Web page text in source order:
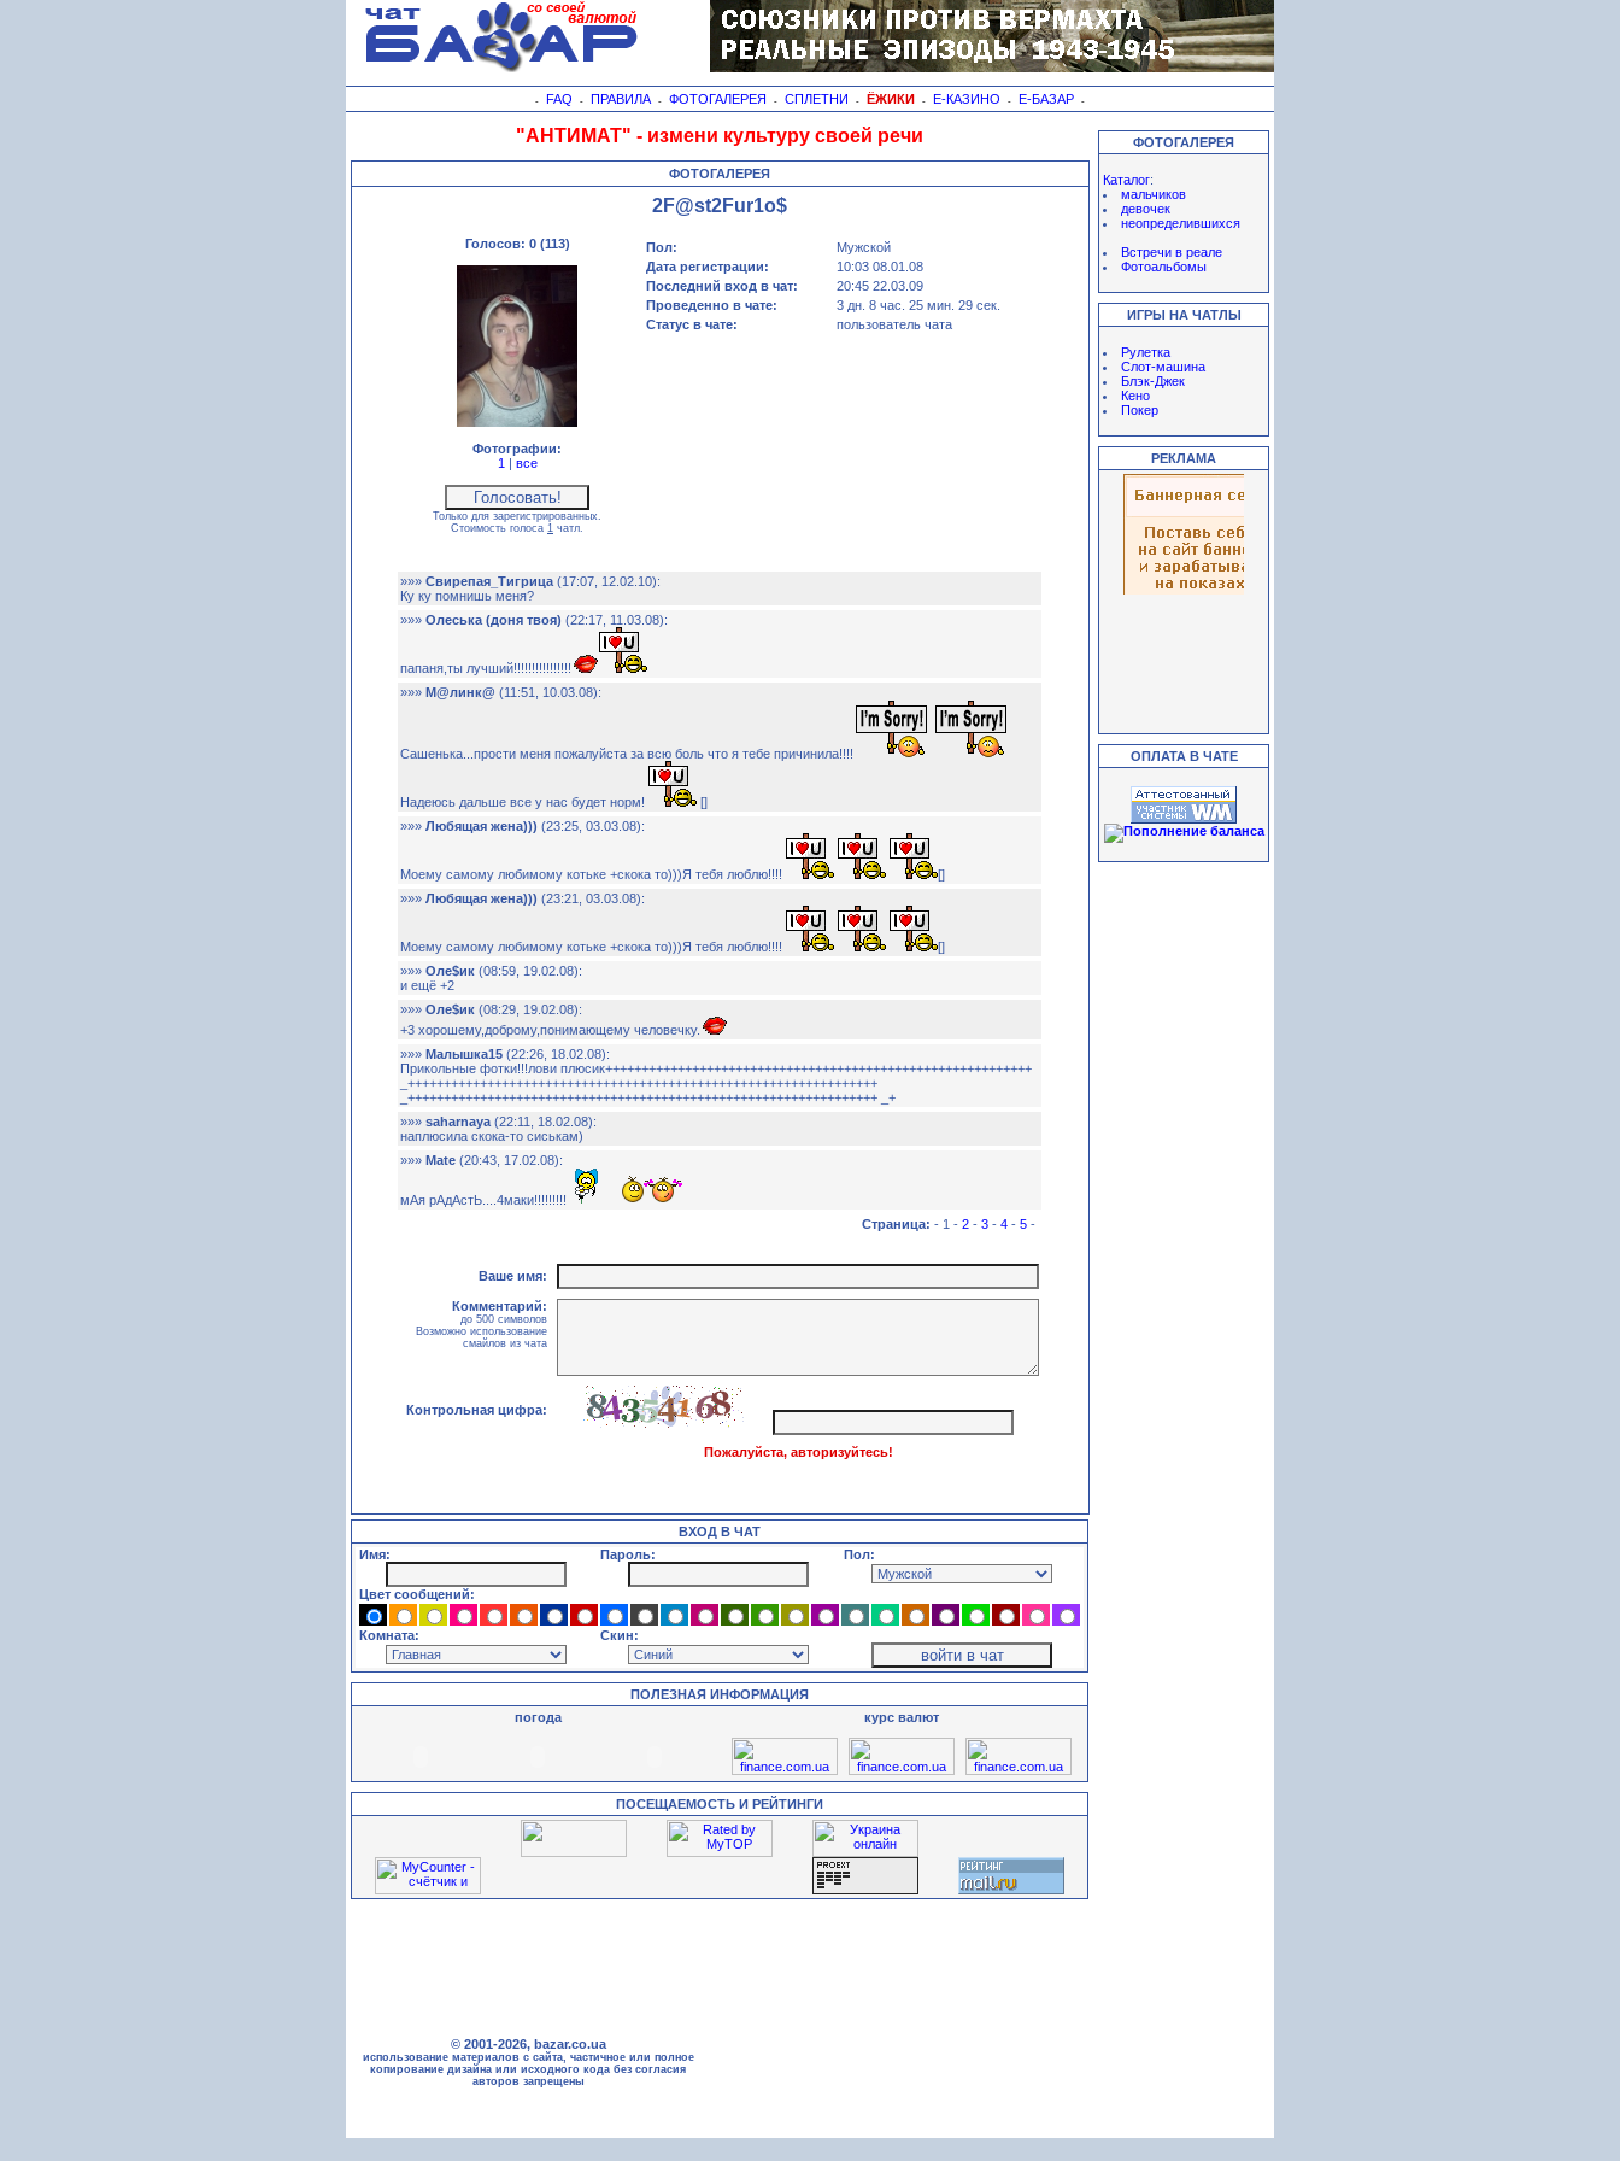
- FAQ - ПРАВИЛА- ФОТОГАЛЕРЕЯ - СПЛЕТНИ - ЁЖИКИ - Е-КАЗИНО - Е-БАЗАР -
"АНТИМАТ" - измени культуру своей речи
ФОТОГАЛЕРЕЯ
2F@st2Fur1o$
Голосов: 0 (113)
Фотографии:
1 | все
Только для зарегистрированных.
Стоимость голоса 1 чатл.
Пол:
Мужской
Дата регистрации:
10:03 08.01.08
Последний вход в чат:
20:45 22.03.09
Проведенно в чате:
3 дн. 8 час. 25 мин. 29 сек.
Статус в чате:
пользователь чата
»»» Свирепая_Тигрица (17:07, 12.02.10):
Ку ку помнишь меня?
»»» Олеська (доня твоя) (22:17, 11.03.08):
папаня,ты лучший!!!!!!!!!!!!!!!!
»»» М@линк@ (11:51, 10.03.08):
Сашенька...прости меня пожалуйста за всю боль что я тебе причинила!!!!
Надеюсь дальше все у нас будет норм!
[]
»»» Любящая жена))) (23:25, 03.03.08):
Моему самому любимому котьке +скока то)))Я тебя люблю!!!!
[]
»»» Любящая жена))) (23:21, 03.03.08):
Моему самому любимому котьке +скока то)))Я тебя люблю!!!!
[]
»»» Оле$ик (08:59, 19.02.08):
и ещё +2
»»» Оле$ик (08:29, 19.02.08):
+3 хорошему,доброму,понимающему человечку.
»»» Малышка15 (22:26, 18.02.08):
Прикольные фотки!!!лови плюсик+++++++++++++++++++++++++++++++++++++++++++++++++++++++++++
_+++++++++++++++++++++++++++++++++++++++++++++++++++++++++++++++++
_+++++++++++++++++++++++++++++++++++++++++++++++++++++++++++++++++ _+
»»» saharnaya (22:11, 18.02.08):
наплюсила скока-то сиськам)
»»» Mate (20:43, 17.02.08):
мАя рАдАстЬ....4маки!!!!!!!!!
Страница: - 1 - 2 - 3 - 4 - 5 -
Ваше имя:
Комментарий:
до 500 символов
Возможно использование
смайлов из чата
Контрольная цифра:
Пожалуйста, авторизуйтесь!
ВХОД В ЧАТ
Имя:
Пароль: Пол:
Цвет сообщений:
Комната: Скин:
ПОЛЕЗНАЯ ИНФОРМАЦИЯ
погода
курс валют
ПОСЕЩАЕМОСТЬ И РЕЙТИНГИ
ФОТОГАЛЕРЕЯ
Каталог:
мальчиков
девочек
неопределившихся
Встречи в реале
Фотоальбомы
ИГРЫ НА ЧАТЛЫ
Рулетка
Слот-машина
Блэк-Джек
Кено
Покер
РЕКЛАМА
ОПЛАТА В ЧАТЕ
© 2001-2026, bazar.co.ua
использование материалов с сайта, частичное или полное
копирование дизайна или исходного кода без согласия
авторов запрещены